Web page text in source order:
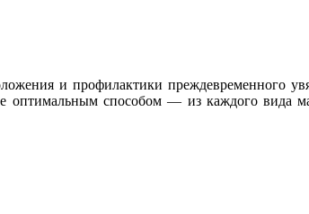
и профилактики преждевременного
оптимальным способом — из каждого вида